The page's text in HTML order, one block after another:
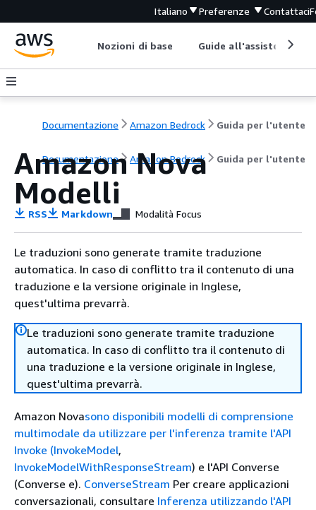
Italiano Preferenze Contattaci
Nozioni di base Guide all'assistenza
Documentazione Amazon Bedrock Guida per l'utente
Documentazione Amazon Bedrock Guida per l'utente
Amazon Nova
Modelli
RSS Markdown Modalità Focus
Le traduzioni sono generate tramite traduzione
automatica. In caso di conflitto tra il contenuto di una
traduzione e la versione originale in Inglese,
quest'ultima prevarrà.
Le traduzioni sono generate tramite traduzione
automatica. In caso di conflitto tra il contenuto di
una traduzione e la versione originale in Inglese,
quest'ultima prevarrà.
Amazon Novasono disponibili modelli di comprensione
multimodale da utilizzare per l'inferenza tramite l'API
Invoke (InvokeModel,
InvokeModelWithResponseStream) e l'API Converse
(Converse e). ConverseStream Per creare applicazioni
conversazionali, consultare Inferenza utilizzando l'API